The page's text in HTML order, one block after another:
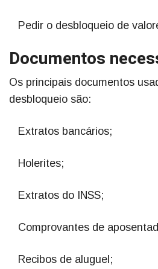
Pedir o desbloqueio de
Documentos
Os principais documentos
desbloqueio são:
Extratos bancários;
Holerites;
Extratos do INSS;
Comprovantes de
Recibos de aluguel;